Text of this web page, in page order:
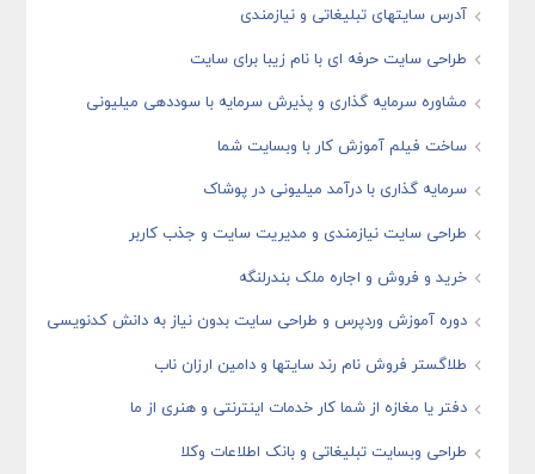
آدرس سایتهای تبلیغاتی و نیازمندی
طراحی سایت حرفه ای با نام زیبا برای سایت
مشاوره سرمایه گذاری و پذیرش سرمایه با سوددهی میلیونی
ساخت فیلم آموزش کار با وبسایت شما
سرمایه گذاری با درآمد میلیونی در پوشاک
طراحی سایت نیازمندی و مدیریت سایت و جذب کاربر
خرید و فروش و اجاره ملک بندرلنگه
دوره آموزش وردپرس و طراحی سایت بدون نیاز به دانش کدنویسی
طلاگستر فروش نام رند سایتها و دامین ارزان ناب
دفتر یا مغازه از شما کار خدمات اینترنتی و هنری از ما
طراحی وبسایت تبلیغاتی و بانک اطلاعات وکلا